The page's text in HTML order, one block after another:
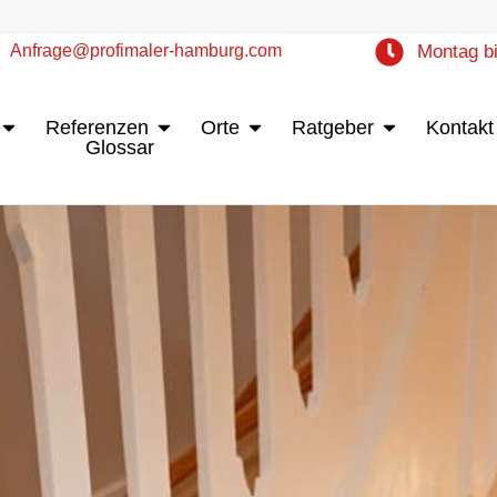
Montag
Anfrage@profimaler-hamburg.com
Öffne Leistungen
Referenzen Öffne Referenzen
Orte Öffne OrteRatgeber Öffne Ratgeber
Kontakt
Glossar